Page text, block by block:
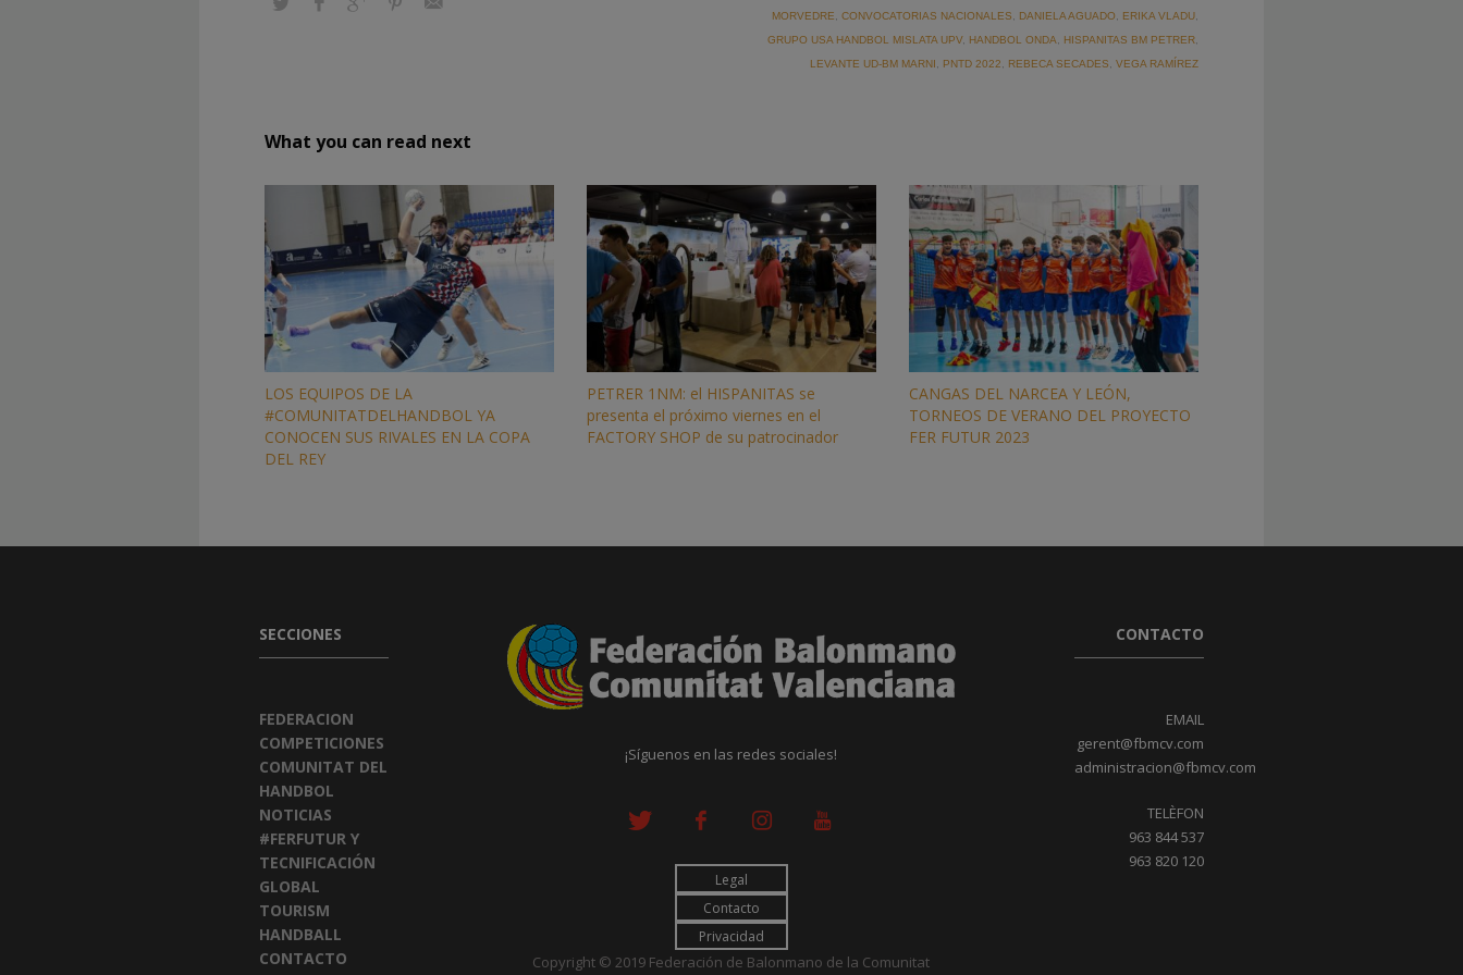
MORVEDRE
CONVOCATORIAS NACIONALES DANIELA AGUADO ERIKA VLADU
GRUPO USA HANDBOL MISLATA UPV, HANDBOL ONDA HISPANITAS BM PETRER
LEVANTE UD-BM MARNI
PNTD 2022 REBECA SECADES VEGA RAMÍREZ
What you can read next
LOS EQUIPOS DE LA
#COMUNITATDELHANDBOL YA
CONOCEN SUS RIVALES EN LA COPA
DEL REY
PETRER 1NM: el HISPANITAS se
presenta el próximo viernes en el
FACTORY SHOP de su patrocinador
CANGAS DEL NARCEA Y LEÓN,
TORNEOS DE VERANO DEL PROYECTO
FER FUTUR 2023
SECCIONES
FEDERACION
COMPETICIONES
COMUNITAT DEL
HANDBOL
NOTICIAS
#FERFUTUR Y
TECNIFICACIÓN
GLOBAL
TOURISM
HANDBALL
CONTACTO
¡Síguenos en las redes sociales!
Legal
Contacto
Privacidad
Copyright © 2019 Federación de Balonmano de la Comunitat
CONTACTO
EMAIL
gerent@fbmcv.com
administracion@fbmcv.com
TELÈFON
963 844 537
963 820 120